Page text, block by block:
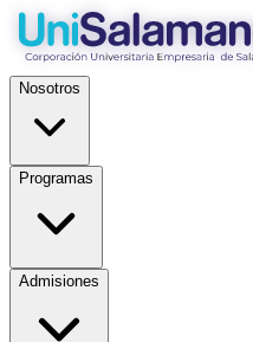
Nosotros
Programas
Admisiones